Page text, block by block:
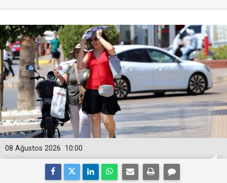
10:00
08 Ağustos 2026